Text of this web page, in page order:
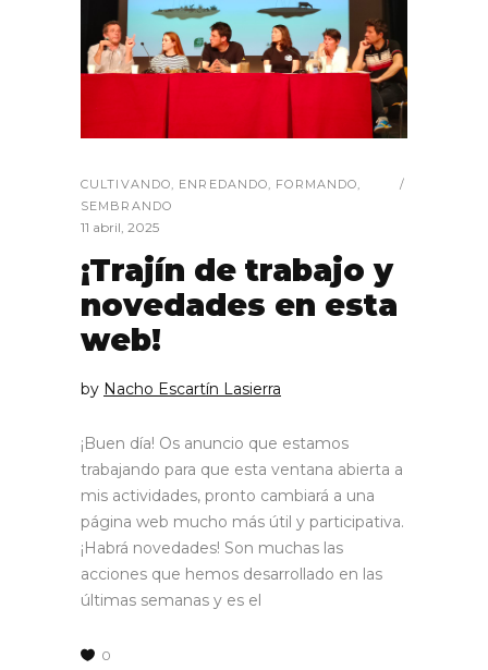
CULTIVANDO, ENREDANDO, FORMANDO,
SEMBRANDO
11 abril, 2025
¡Trajín de trabajo y
novedades en esta
web!
by Nacho Escartín Lasierra
¡Buen día! Os anuncio que estamos
trabajando para que esta ventana abierta a
mis actividades, pronto cambiará a una
página web mucho más útil y participativa.
¡Habrá novedades! Son muchas las
acciones que hemos desarrollado en las
últimas semanas y es el
0